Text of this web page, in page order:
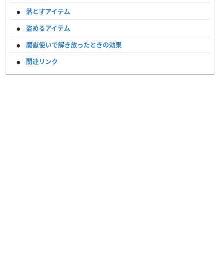
落とすアイテム
盗めるアイテム
魔獣使いで解き放ったときの効果
関連リンク